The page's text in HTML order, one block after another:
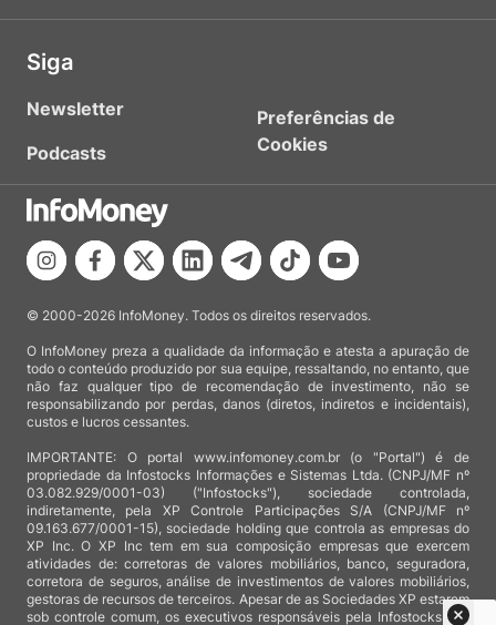
Siga
Newsletter
Podcasts
Preferências de
Cookies
© 2000-2026 InfoMoney. Todos os direitos reservados.
O InfoMoney preza a qualidade da informação e atesta a apuração de
todo o conteúdo produzido por sua equipe, ressaltando, no entanto, que
não faz qualquer tipo de recomendação de investimento, não se
responsabilizando por perdas, danos (diretos, indiretos e incidentais),
custos e lucros cessantes.
IMPORTANTE: O portal www.infomoney.com.br (o "Portal") é de
propriedade da Infostocks Informações e Sistemas Ltda. (CNPJ/MF nº
03.082.929/0001-03) ("Infostocks"), sociedade controlada,
indiretamente, pela XP Controle Participações S/A (CNPJ/MF nº
09.163.677/0001-15), sociedade holding que controla as empresas do
XP Inc. O XP Inc tem em sua composição empresas que exercem
atividades de: corretoras de valores mobiliários, banco, seguradora,
corretora de seguros, análise de investimentos de valores mobiliários,
gestoras de recursos de terceiros. Apesar de as Sociedades XP estarem
sob controle comum, os executivos responsáveis pela Infostocks são